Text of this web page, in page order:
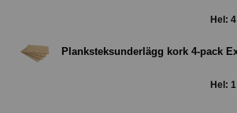
Hel:
Planksteksunderlägg kork 4-pack
Hel: